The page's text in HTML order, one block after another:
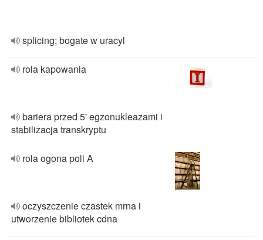
splicing; bogate w uracyl
rola kapowania
bariera przed 5' egzonukleazami i
stabilizacja transkryptu
rola ogona poli A
oczyszczenie czastek mrna i
utworzenie bibliotek cdna